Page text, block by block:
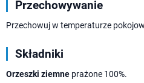
Przechowywanie
Przechowuj w temperaturze
Składniki
Orzeszki ziemne prażone 100%.